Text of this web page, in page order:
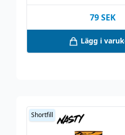
79 SEK
Lägg i
Shortfill